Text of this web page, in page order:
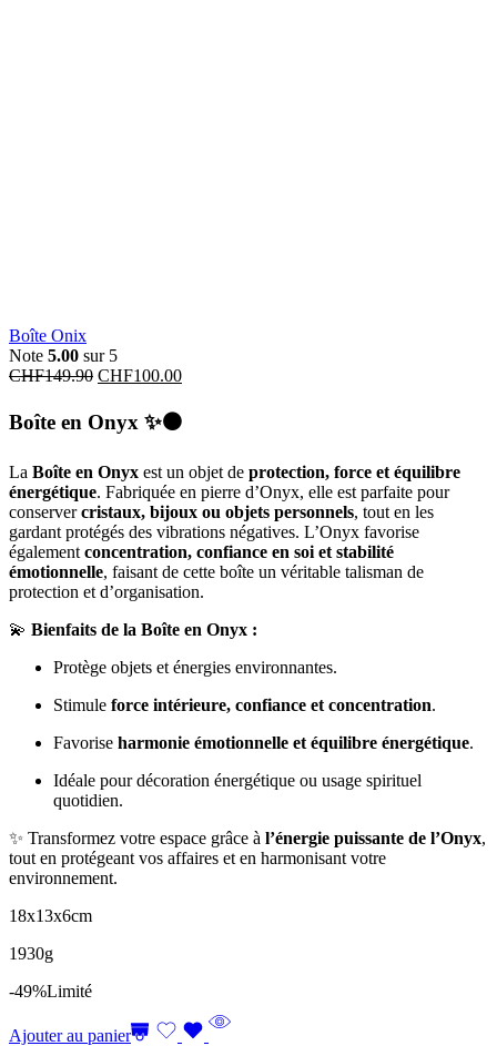
Boîte Onix
Note 5.00 sur 5
CHF149.90 CHF100.00
Boîte en Onyx ✨⚫
La Boîte en Onyx est un objet de protection, force et équilibre
énergétique. Fabriquée en pierre d’Onyx, elle est parfaite pour
conservercristaux, bijoux ou objets personnels, tout en les
gardant protégés des vibrations négatives. L’Onyx favorise
égalementconcentration, confiance en soi et stabilité
émotionnelle, faisant de cette boîte un véritable talisman de
protection et d’organisation.
💫 Bienfaits de la Boîte en Onyx :
Protège objets et énergies environnantes.
Stimule force intérieure, confiance et concentration.
Favorise harmonie émotionnelle et équilibre énergétique.
Idéale pour décoration énergétique ou usage spirituel
quotidien.
✨ Transformez votre espace grâce à l’énergie puissante de l’Onyx,
tout en protégeant vos affaires et en harmonisant votre
environnement.
18x13x6cm
1930g
-49%Limité
Ajouter au panier